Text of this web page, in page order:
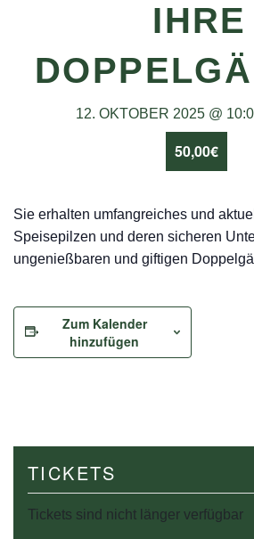
IHRE
12. OKTOBER 2025 @
50,00€
Sie erhalten umfangreiches und
Speisepilzen und deren sicheren
ungenießbaren und giftigen
Zum Kalender
hinzufügen
TICKETS
Tickets sind nicht länger verfügbar